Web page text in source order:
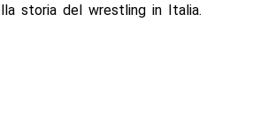
storia del wrestling in Italia.